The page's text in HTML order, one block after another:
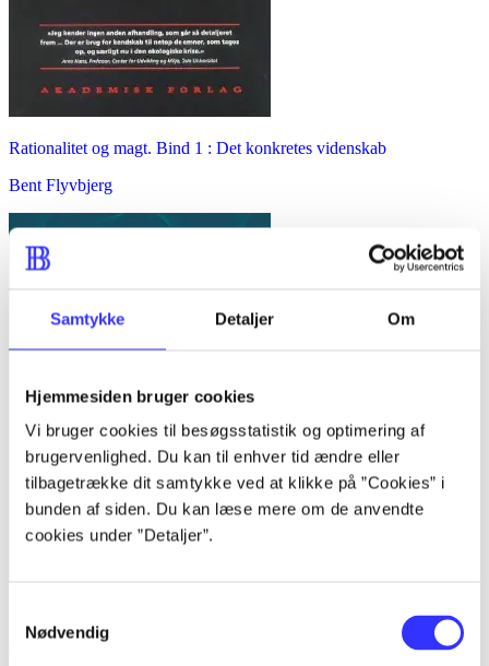
Samtykke Detaljer Om
Hjemmesiden bruger cookies
Vi bruger cookies til besøgsstatistik og optimering af
brugervenlighed. Du kan til enhver tid ændre eller
tilbagetrække dit samtykke ved at klikke på ”Cookies” i
bunden af siden. Du kan læse mere om de anvendte
cookies under ”Detaljer”.
Nødvendig
Rationalitet og magt. Bind 1 : Det konkretes videnskab
Bent Flyvbjerg